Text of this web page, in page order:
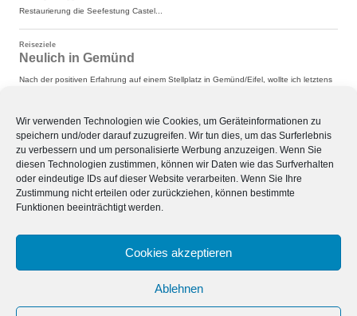
Wir verwenden Technologien wie Cookies, um Geräteinformationen zu
speichern und/oder darauf zuzugreifen. Wir tun dies, um das Surferlebnis
zu verbessern und um personalisierte Werbung anzuzeigen. Wenn Sie
diesen Technologien zustimmen, können wir Daten wie das Surfverhalten
oder eindeutige IDs auf dieser Website verarbeiten. Wenn Sie Ihre
Zustimmung nicht erteilen oder zurückziehen, können bestimmte
Funktionen beeinträchtigt werden.
Cookies akzeptieren
Ablehnen